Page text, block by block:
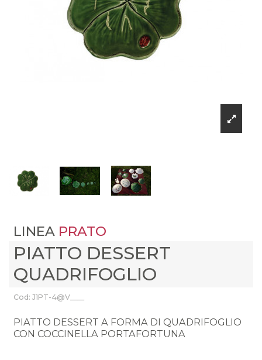
LINEA PRATO
PIATTO DESSERT
QUADRIFOGLIO
Cod: J1PT-4@V____
PIATTO DESSERT A FORMA DI QUADRIFOGLIO
CON COCCINELLA PORTAFORTUNA